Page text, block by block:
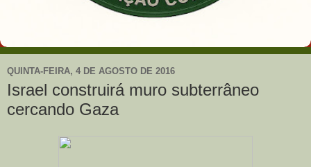
QUINTA-FEIRA, 4 DE AGOSTO DE 2016
Israel construirá muro subterrâneo
cercando Gaza